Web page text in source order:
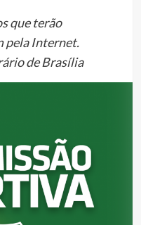
que terão
pela Internet.
de Brasília